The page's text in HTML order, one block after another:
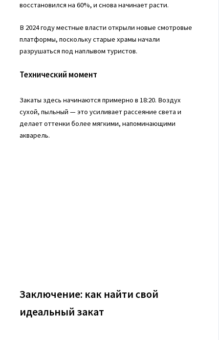
восстановился на 60%, и снова начинает расти.
В 2024 году местные власти открыли новые смотровые
платформы, поскольку старые храмы начали
разрушаться под наплывом туристов.
Технический момент
Закаты здесь начинаются примерно в 18:20. Воздух
сухой, пыльный — это усиливает рассеяние света и
делает оттенки более мягкими, напоминающими
акварель.
Заключение: как найти свой
идеальный закат